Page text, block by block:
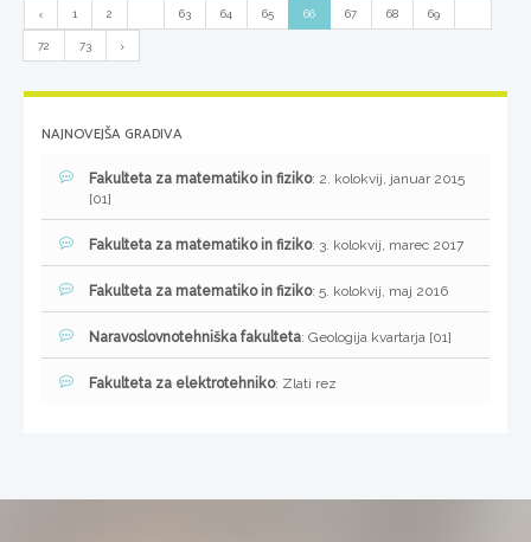
1 2 63 64 65 66 67 68 69
72 73
NAJNOVEJŠA GRADIVA
Fakulteta za matematiko in fiziko: 2. kolokvij, januar 2015
[01]
Fakulteta za matematiko in fiziko: 3. kolokvij, marec 2017
Fakulteta za matematiko in fiziko: 5. kolokvij, maj 2016
Naravoslovnotehniška fakulteta: Geologija kvartarja [01]
Fakulteta za elektrotehniko: Zlati rez